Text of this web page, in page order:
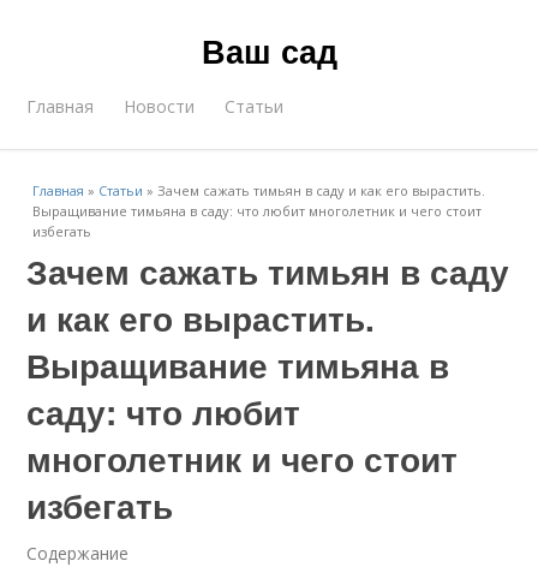
Ваш сад
Главная Новости Статьи
Главная » Статьи »Зачем сажать тимьян в саду и как его вырастить.
Выращивание тимьяна в саду: что любит многолетник и чего стоит
избегать
Зачем сажать тимьян в саду
и как его вырастить.
Выращивание тимьяна в
саду: что любит
многолетник и чего стоит
избегать
Содержание